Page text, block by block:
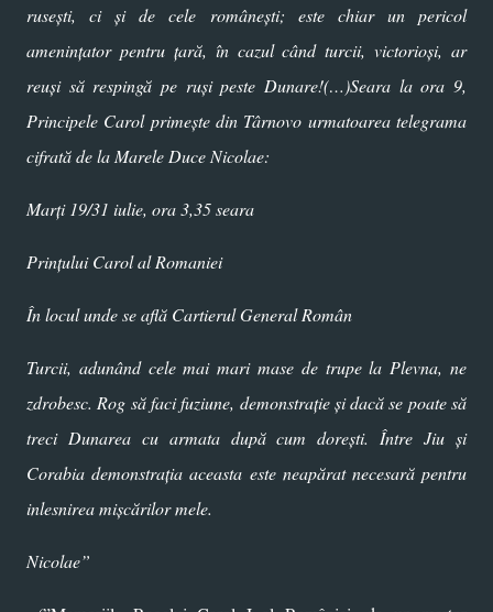
rusești, ci și de cele românești; este chiar un pericol
amenințator pentru țară, în cazul când turcii, victorioși, ar
reuși să respingă pe ruși peste Dunare!(…)Seara la ora 9,
Principele Carol primește din Târnovo urmatoarea telegrama
cifrată de la Marele Duce Nicolae:
Marți 19/31 iulie, ora 3,35 seara
Prințului Carol al Romaniei
În locul unde se află Cartierul General Român
Turcii, adunând cele mai mari mase de trupe la Plevna, ne
zdrobesc. Rog să faci fuziune, demonstrație și dacă se poate să
treci Dunarea cu armata după cum dorești. Între Jiu și
Corabia demonstrația aceasta este neapărat necesară pentru
inlesnirea mișcărilor mele.
Nicolae”